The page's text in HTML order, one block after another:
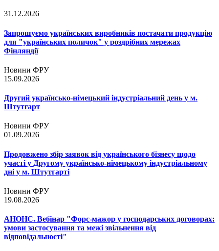
31.12.2026
Запрошуємо українських виробників постачати продукцію
для "українських поличок" у роздрібних мережах
Фінляндії
Новини ФРУ
15.09.2026
Другий українсько-німецький індустріальний день у м.
Штутгарт
Новини ФРУ
01.09.2026
Продовжено збір заявок від українського бізнесу щодо
участі у Другому українсько-німецькому індустріальному
дні у м. Штутгарті
Новини ФРУ
19.08.2026
АНОНС. Вебінар "Форс-мажор у господарських договорах:
умови застосування та межі звільнення від
відповідальності"